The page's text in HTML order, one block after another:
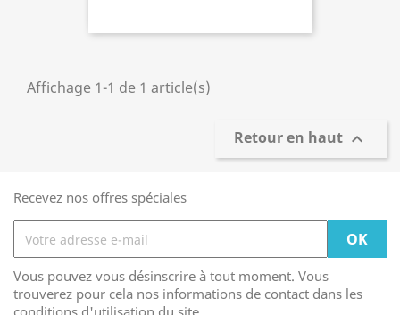
Affichage 1-1 de 1 article(s)
Retour en haut 
Recevez nos offres spéciales
Vous pouvez vous désinscrire à tout moment. Vous
trouverez pour cela nos informations de contact dans les
conditions d'utilisation du site.